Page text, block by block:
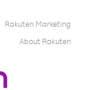
Rakuten Marketing
About Rakuten